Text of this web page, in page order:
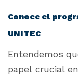
Conoce el
UNITEC
Entendemos
papel crucial